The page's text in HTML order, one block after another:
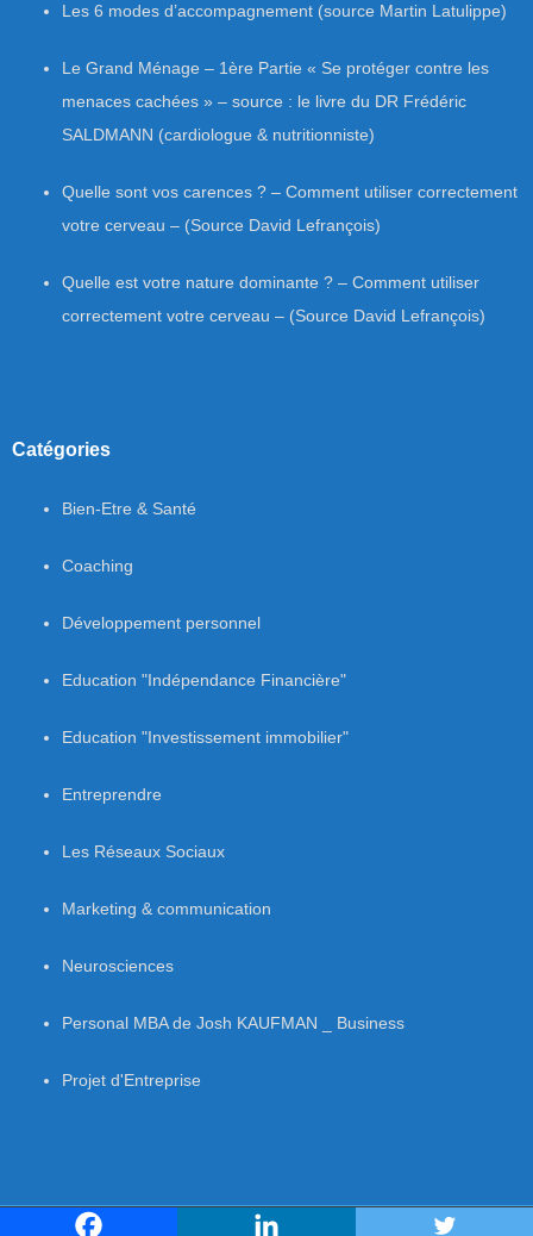
Les 6 modes d’accompagnement (source Martin Latulippe)
Le Grand Ménage – 1ère Partie « Se protéger contre les
menaces cachées » – source : le livre du DR Frédéric
SALDMANN (cardiologue & nutritionniste)
Quelle sont vos carences ? – Comment utiliser correctement
votre cerveau – (Source David Lefrançois)
Quelle est votre nature dominante ? – Comment utiliser
correctement votre cerveau – (Source David Lefrançois)
Catégories
Bien-Etre & Santé
Coaching
Développement personnel
Education "Indépendance Financière"
Education "Investissement immobilier"
Entreprendre
Les Réseaux Sociaux
Marketing & communication
Neurosciences
Personal MBA de Josh KAUFMAN _ Business
Projet d'Entreprise